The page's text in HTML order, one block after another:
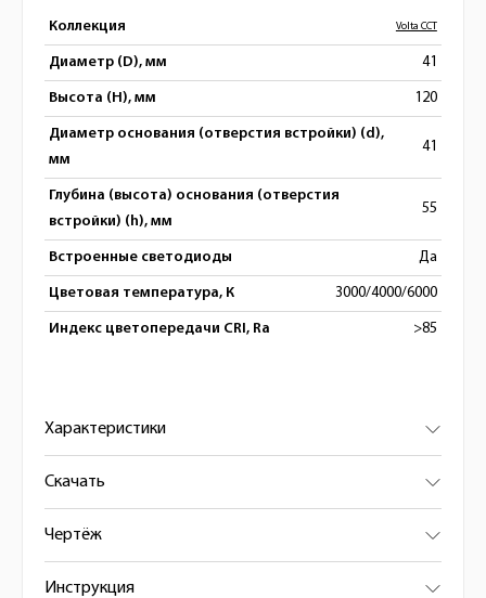
Коллекция Volta CCT
Диаметр (D), мм 41
Высота (H), мм 120
Диаметр основания (отверстия встройки) (d),
мм
41
Глубина (высота) основания (отверстия
встройки) (h), мм
55
Встроенные светодиоды Да
Цветовая температура, К 3000/4000/6000
Индекс цветопередачи CRI, Ra >85
Характеристики
Скачать
Чертёж
Инструкция